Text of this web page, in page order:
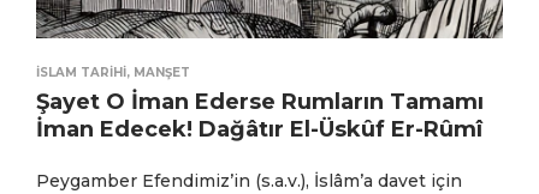
İSLAM TARIHI, MANŞET
Şayet O İman Ederse Rumların Tamamı
İman Edecek! Dağâtır El-Üskûf Er-Rûmî
Peygamber Efendimiz’in (s.a.v.), İslâm’a davet için